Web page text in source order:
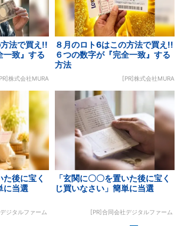
法で買え!!
一致』する
株式会社MURA
８月のロト6はこの方法で買え!!
６つの数字が『完全一致』する
方法
[PR]株式会社MURA
た後に宝く
に当選
ジタルファーム
「玄関に〇〇を置いた後に宝く
じ買いなさい」簡単に当選
[PR]合同会社デジタルファーム